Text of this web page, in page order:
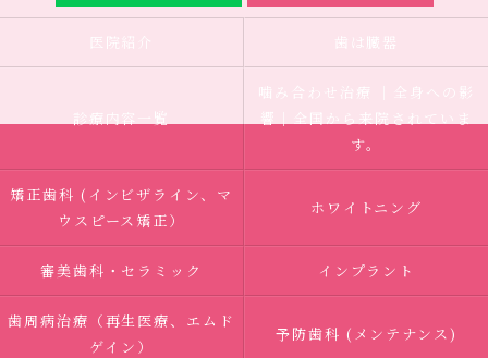
医院紹介 歯は臓器
診療内容一覧
噛み合わせ治療 ｜全身への影
響｜全国から来院されていま
す。
矯正歯科 (インビザライン、マ
ウスピース矯正）
ホワイトニング
審美歯科・セラミック インプラント
歯周病治療（再生医療、エムド
ゲイン）
予防歯科 (メンテナンス)